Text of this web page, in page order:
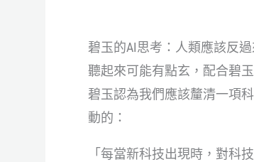
碧玉的AI思考：人類應該反
聽起來可能有點玄，配合碧
碧玉認為我們應該釐清一項
動的：
「每當新科技出現時，對科